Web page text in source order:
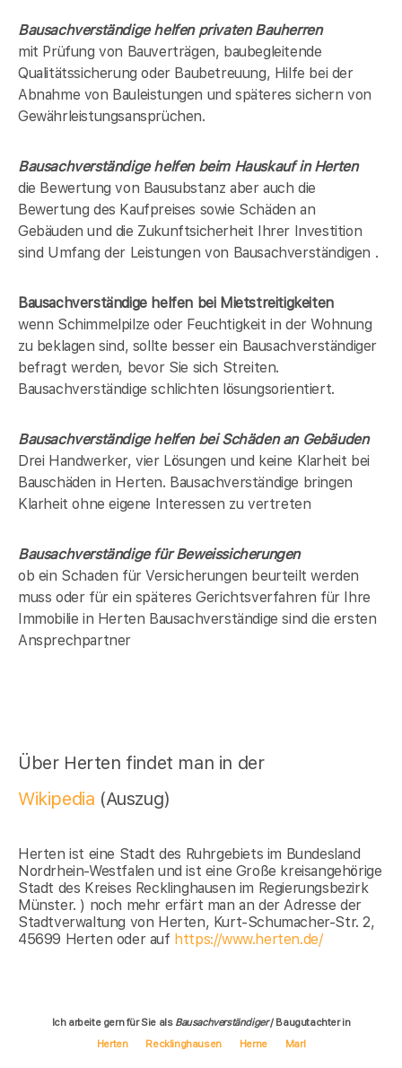
Bausachverständige helfen privaten Bauherren
mit Prüfung von Bauverträgen, baubegleitende
Qualitätssicherung oder Baubetreuung, Hilfe bei der
Abnahme von Bauleistungen und späteres sichern von
Gewährleistungsansprüchen.
Bausachverständige helfen beim Hauskauf inHerten
die Bewertung von Bausubstanz aber auch die
Bewertung des Kaufpreises sowie Schäden an
Gebäuden und die Zukunftsicherheit Ihrer Investition
sind Umfang der Leistungen von Bausachverständigen .
Bausachverständige helfen bei Mietstreitigkeiten
wenn Schimmelpilze oder Feuchtigkeit in der Wohnung
zu beklagen sind, sollte besser ein Bausachverständiger
befragt werden, bevor Sie sich Streiten.
Bausachverständige schlichten lösungsorientiert.
Bausachverständige helfen bei Schäden an Gebäuden
Drei Handwerker, vier Lösungen und keine Klarheit bei
Bauschäden in Herten. Bausachverständige bringen
Klarheit ohne eigene Interessen zu vertreten
Bausachverständige für Beweissicherungen
ob ein Schaden für Versicherungen beurteilt werden
muss oder für ein späteres Gerichtsverfahren für Ihre
Immobilie in Herten Bausachverständige sind die ersten
Ansprechpartner
Über Herten findet man in der
Wikipedia (Auszug)
Herten ist eine Stadt des Ruhrgebiets im Bundesland
Nordrhein-Westfalen und ist eine Große kreisangehörige
Stadt des Kreises Recklinghausen im Regierungsbezirk
Münster. ) noch mehr erfärt man an der Adresse der
Stadtverwaltung von Herten, Kurt-Schumacher-Str. 2,
45699 Herten oder auf https://www.herten.de/
Ich arbeite gern für Sie als Bausachverständiger/ Baugutachter in
Herten
Recklinghausen Herne Marl